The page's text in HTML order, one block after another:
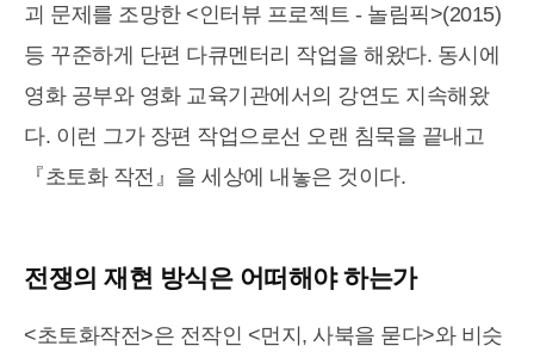
괴 문제를 조망한 <인터뷰 프로젝트 - 놀림픽>(2015)
등 꾸준하게 단편 다큐멘터리 작업을 해왔다. 동시에
영화 공부와 영화 교육기관에서의 강연도 지속해왔
다. 이런 그가 장편 작업으로선 오랜 침묵을 끝내고
『초토화 작전』을 세상에 내놓은 것이다.
전쟁의 재현 방식은 어떠해야 하는가
<초토화작전>은 전작인 <먼지, 사북을 묻다>와 비슷